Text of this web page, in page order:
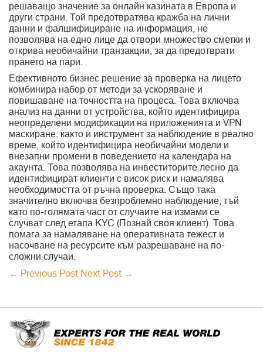
решаващо значение за онлайн казината в Европа и
други страни. Той предотвратява кражба на лични
данни и фалшифициране на информация, не
позволява на едно лице да отвори множество сметки и
открива необичайни транзакции, за да предотврати
прането на пари.
Ефективното бизнес решение за проверка на лицето
комбинира набор от методи за ускоряване и
повишаване на точността на процеса. Това включва
анализ на данни от устройства, който идентифицира
неопределени модификации на приложенията и VPN
маскиране, както и инструмент за наблюдение в реално
време, който идентифицира необичайни модели и
внезапни промени в поведението на календара на
акаунта. Това позволява на инвеститорите лесно да
идентифицират клиенти с висок риск и намалява
необходимостта от ръчна проверка. Също така
значително включва безпроблемно наблюдение, тъй
като по-голямата част от случаите на измами се
случват след етапа KYC (Познай своя клиент). Това
помага за намаляване на оперативната тежест и
насочване на ресурсите към разрешаване на по-
сложни случаи.
← Previous Post Next Post →